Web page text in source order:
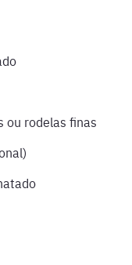
ou rodelas finas